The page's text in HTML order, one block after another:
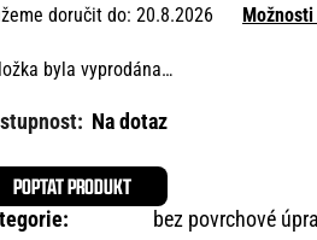
doručit do: 20.8.2026
byla vyprodána…
Na dotaz
POPTAT PRODUKT
:
bez povrchové